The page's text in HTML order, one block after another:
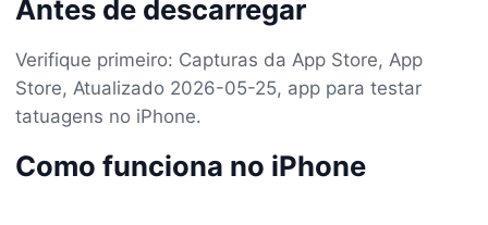
Antes de descarregar
Verifique primeiro: Capturas da App Store, App
Store, Atualizado 2026-05-25, app para testar
tatuagens no iPhone.
Como funciona no iPhone